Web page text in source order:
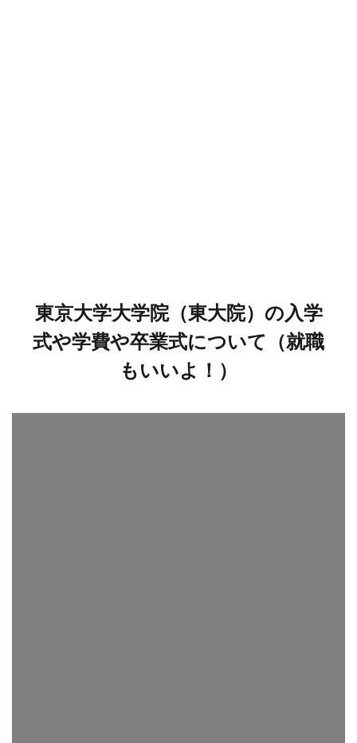
東京大学大学院（東大院）の入学
式や学費や卒業式について（就職
もいいよ！）